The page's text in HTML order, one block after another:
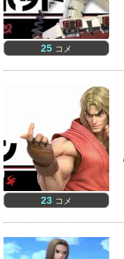
25 コメ
23 コメ